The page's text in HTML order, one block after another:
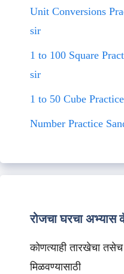
Unit Conversions
sir
1 to 100 Square
sir
1 to 50 Cube
Number Practice
रोजचा घरचा अभ्यास
कोणत्याही तारखेचा
मिळवण्यासाठी